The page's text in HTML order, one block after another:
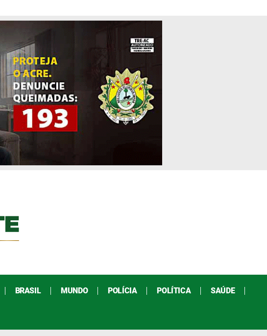
BRASIL MUNDO POLÍCIA POLÍTICA SAÚDE